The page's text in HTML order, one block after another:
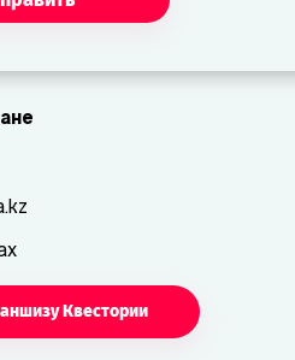
Квестории